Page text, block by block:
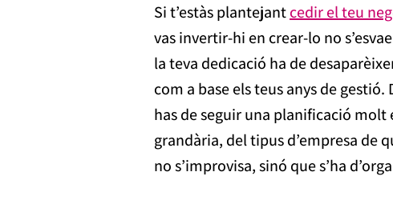
Si t’estàs plantejantcedir el teu
vas invertir-hi en crear-lo no
la teva dedicació ha de
com a base els teus anys de
has de seguir una planificació molt
grandària, del tipus d’empresa de
no s’improvisa, sinó que s’ha